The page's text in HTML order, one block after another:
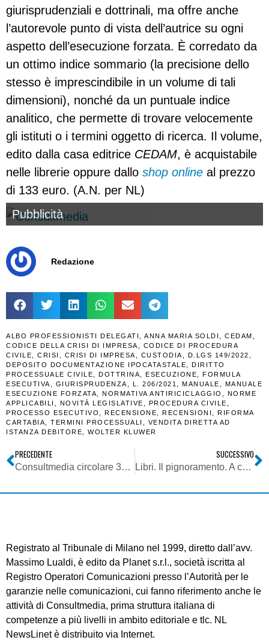
giurisprudenziali e dottrinali, ma offre anche
l’autorevole punto di vista dell’autrice su ogni
aspetto dell’esecuzione forzata. È corredato da
un ottimo indice sommario (la precisione dello
stesso è imprescindibile in un volume di tali
dimensioni), nonché da un puntuale indice
analitico, che permette di trovare velocemente
gli istituti o i termini oggetto di ricerca. Il volume,
edito dalla casa editrice CEDAM, è acquistabile
nelle librerie oppure dallo shop online al prezzo
di 133 euro. (A.N. per NL)
Pubblicità
Redazione
ALBO PROFESSIONISTI DELEGATI ANNA MARIA SOLDI CEDAM
CODICE DELLA CRISI DI IMPRESA
CODICE DI PROCEDURA
CIVILE
CRISI CRISI DI IMPRESA CUSTODIA D.LGS 149/2022
DEPOSITO DOCUMENTAZIONE IPOCATASTALE
DIRITTO
PROCESSUALE CIVILE
DOTTRINA ESECUZIONE
FORMULA
ESECUTIVA
GIURISPRUDENZA L. 206/2021 MANUALE
MANUALE
ESECUZIONE FORZATA
NORMATIVA ANTIRICICLAGGIO
NORME
APPLICABILI
NOVITÀ LEGISLATIVE PROCEDURA CIVILE
PROCESSO ESECUTIVO
RECENSIONE RECENSIONI
RIFORMA
CARTABIA
TERMINI PROCESSUALI
VENDITA DIRETTA AD
ISTANZA DEBITORE
WOLTER KLUWER
PRECEDENTE
Consultmedia circolare 31052023 su Delibera Agcom 115_23_CONS linee guida meccanismi di reclamo piattaforme online + regolamento su risoluzione controversie ex art. 102 L. 633_1941
SUCCESSIVO
Libri. Il pignoramento. A cura di S. Ruscica e G. Mascaro. Cedam
Registrato al Tribunale di Milano nel 1999, diretto dall’avv.
Massimo Lualdi, è edito da Planet s.r.l., società iscritta al
Registro Operatori Comunicazioni presso l’Autorità per le
garanzie nelle comunicazioni, cui fanno riferimento anche le
attività di Consultmedia, prima struttura italiana di
competenze a più livelli in ambito editoriale e tlc. NL
NewsLinet è distribuito via Internet.